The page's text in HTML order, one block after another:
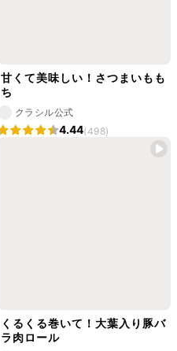
甘くて美味しい！さつまいもも
ち
クラシル公式
4.44(498)
くるくる巻いて！大葉入り豚バ
ラ肉ロール